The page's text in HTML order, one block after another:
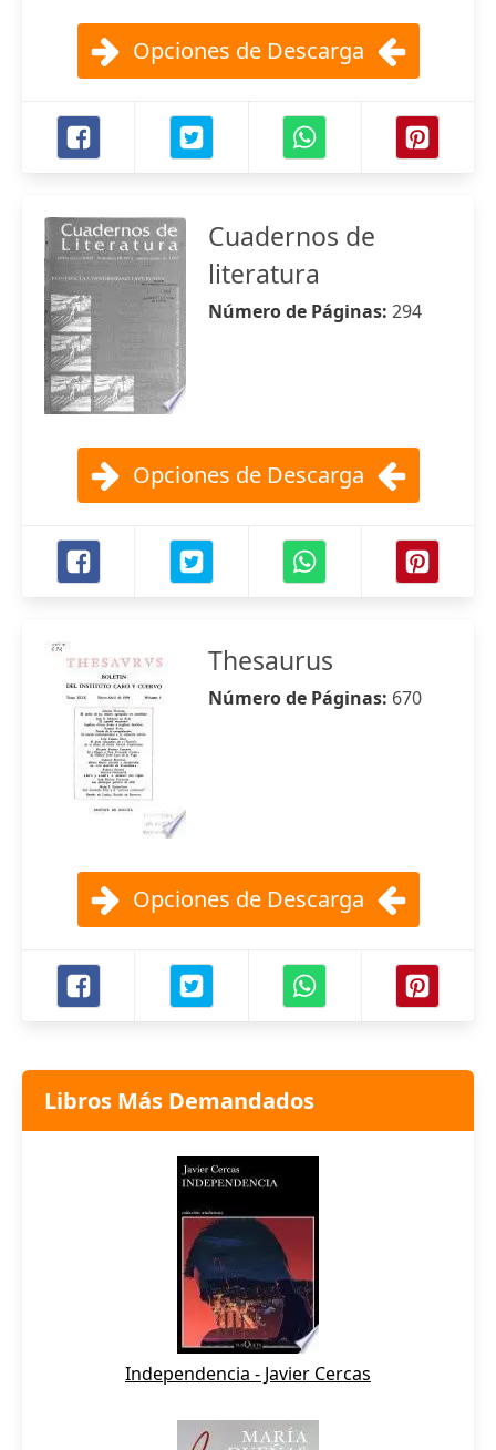
Opciones de Descarga
Cuadernos de
literatura
Número de Páginas: 294
Opciones de Descarga
Thesaurus
Número de Páginas: 670
Opciones de Descarga
Libros Más Demandados
Independencia - Javier Cercas